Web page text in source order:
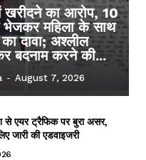
खरीदने का आरोप, 10
भेजकर महिला के साथ
दावा; अश्लील
बदनाम करने की...
- August 7, 2026
से एयर ट्रैफिक पर बुरा असर,
जारी की एडवाइजरी